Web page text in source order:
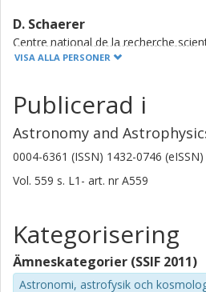
D. Schaerer
Centre national de la recherche
Université de Genève
D. Lutz
Max-Planck-Gesellschaft
Max-Planck-Gesellschaft
E. Egami
University of Arizona
VISA ALLA PERSONER
Publicerad i
Astronomy and
0004-6361 (ISSN) 1432-0746 (eISSN)
Vol. 559 s. L1- art. nr A559
Kategorisering
Ämneskategorier (SSIF 2011)
Astronomi, astrofysik och